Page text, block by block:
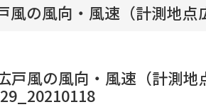
風の風向・風速（計測地
戸風の風向・風速（計測地